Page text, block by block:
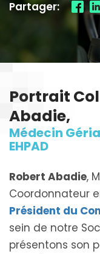
Partager:
Portrait
Abadie,
Médecin
EHPAD
Robert Abadie,
Coordonnateur
Président du
sein de notre
présentons son